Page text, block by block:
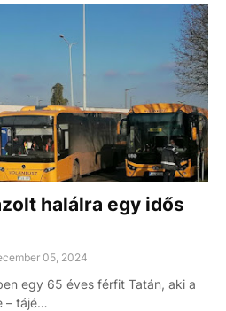
halálra egy idős
05, 2024
egy 65 éves férfit Tatán, aki a
– tájé…